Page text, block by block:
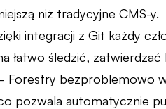
niż tradycyjne CMS-y.
integracji z Git każdy
łatwo śledzić,
Forestry bezproblemowo
pozwala automatycznie